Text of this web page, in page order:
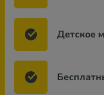
Детское